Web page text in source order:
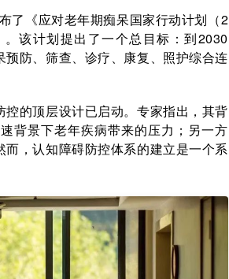
了《应对老年期痴呆国家行动计划（2
该计划提出了一个总目标：到2030
防、筛查、诊疗、康复、照护综合连
控的顶层设计已启动。专家指出，其背
背景下老年疾病带来的压力；另一方
，认知障碍防控体系的建立是一个系